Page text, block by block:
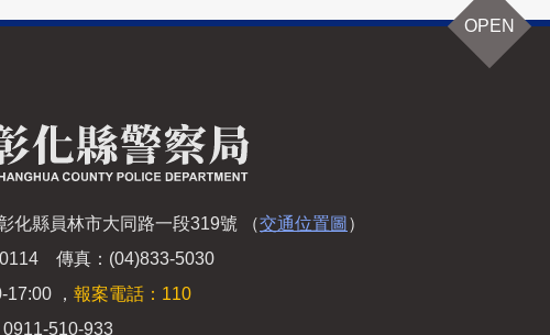
OPEN
化縣員林市大同路一段319號 （交通位置圖 ）
傳真：(04)833-5030
， 報案電話：110
510-933